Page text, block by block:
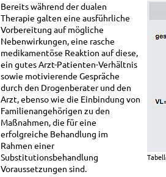
Bereits während der dualen
Therapie galten eine ausführliche
Vorbereitung auf mögliche
Nebenwirkungen, eine rasche
medikamentöse Reaktion auf diese,
ein gutes Arzt-Patienten-Verhältnis
sowie motivierende Gespräche
durch den Drogenberater und den
Arzt, ebenso wie die Einbindung von
Familienangehörigen zu den
Maßnahmen, die für eine
erfolgreiche Behandlung im
Rahmen einer
Substitutionsbehandlung
Voraussetzungen sind.